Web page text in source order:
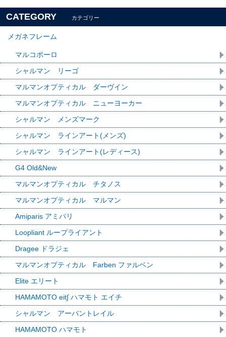
CATEGORY カテゴリー
メガネフレーム
マルコポーロ
シャルマン リーゴ
マルマンオプティカル ダーヴイン
マルマンオプティカル ニューヨーカー
シャルマン メンズマーク
シャルマン ラインアート(メンズ)
シャルマン ラインアート(レディース)
G4 Old&New
マルマンオプティカル チタノス
マルマンオプティカル マルマン
Amiparis アミパリ
Loopliant ループライアント
Dragee ドラジェ
マルマンオプティカル Farben ファルベン
Elite エリート
HAMAMOTO eit∫ ハマモト エイチ
シャルマン アーバントレイル
HAMAMOTO ハマモト